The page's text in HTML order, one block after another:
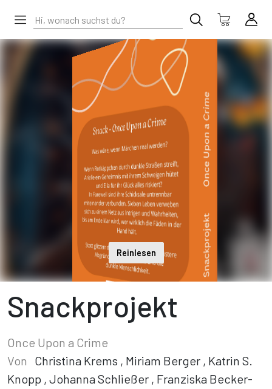
Reinlesen
Snackprojekt
Once Upon a Crime
Von
Christina Krems , Miriam Berger , Katrin S.
Knopp , Johanna Schließer , Franziska Becker-